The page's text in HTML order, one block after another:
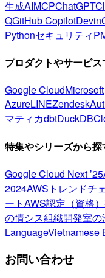
生成AIMCPChatGPT
QGitHub CopilotDevin
Pythonセキュリティ
プロダクトやサービ
Google CloudMicrosoft
AzureLINEZendesk
マティカdbtDuckDB
特集やシリーズから探
Google Cloud Next ’25
2024AWSトレンドチ
ートAWS認定（資格）
の情シス組織開発室の
LanguageVietnamese
お問い合わせ